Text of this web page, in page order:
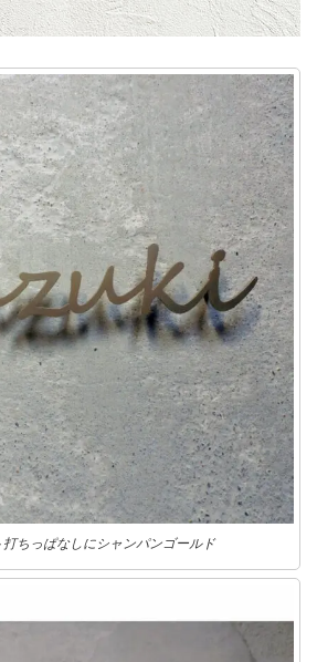
打ちっぱなしにシャンパンゴールド